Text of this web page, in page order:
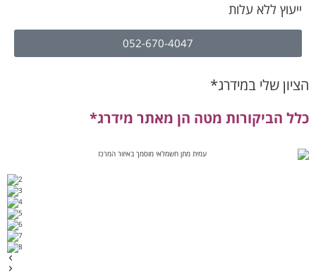
ייעוץ ללא עלות
052-670-4047
הציון שלי במידרג*
כלל הביקורות מטה הן מאתר מידרג*